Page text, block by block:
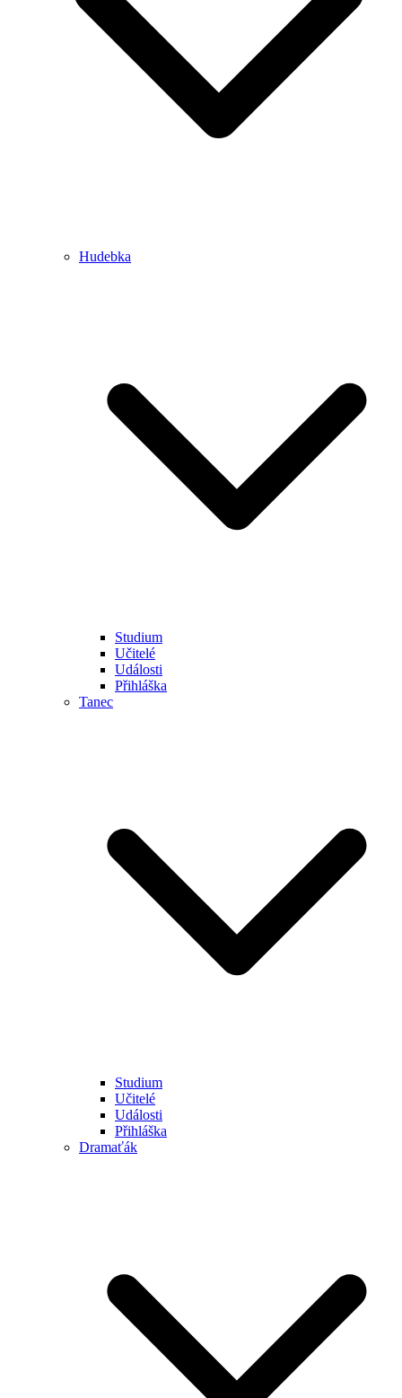
Hudebka
Studium
Učitelé
Události
Přihláška
Tanec
Studium
Učitelé
Události
Přihláška
Dramaťák